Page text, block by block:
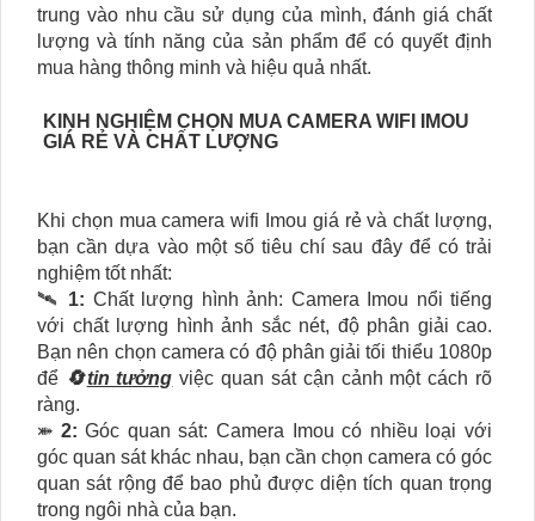
trung vào nhu cầu sử dụng của mình, đánh giá chất
lượng và tính năng của sản phẩm để có quyết định
mua hàng thông minh và hiệu quả nhất.
KINH NGHIỆM CHỌN MUA CAMERA WIFI IMOU
GIÁ RẺ VÀ CHẤT LƯỢNG
Khi chọn mua camera wifi Imou giá rẻ và chất lượng,
bạn cần dựa vào một số tiêu chí sau đây để có trải
nghiệm tốt nhất:
🛰 1: Chất lượng hình ảnh: Camera Imou nổi tiếng
với chất lượng hình ảnh sắc nét, độ phân giải cao.
Bạn nên chọn camera có độ phân giải tối thiểu 1080p
để 🔄tin tưởng việc quan sát cận cảnh một cách rõ
ràng.
⤘ 2: Góc quan sát: Camera Imou có nhiều loại với
góc quan sát khác nhau, bạn cần chọn camera có góc
quan sát rộng để bao phủ được diện tích quan trọng
trong ngôi nhà của bạn.